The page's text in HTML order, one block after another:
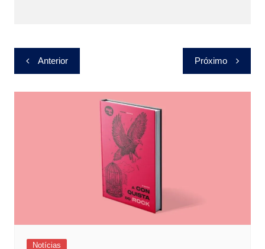
Navegação
de
Post
Anterior Próximo
Notícias